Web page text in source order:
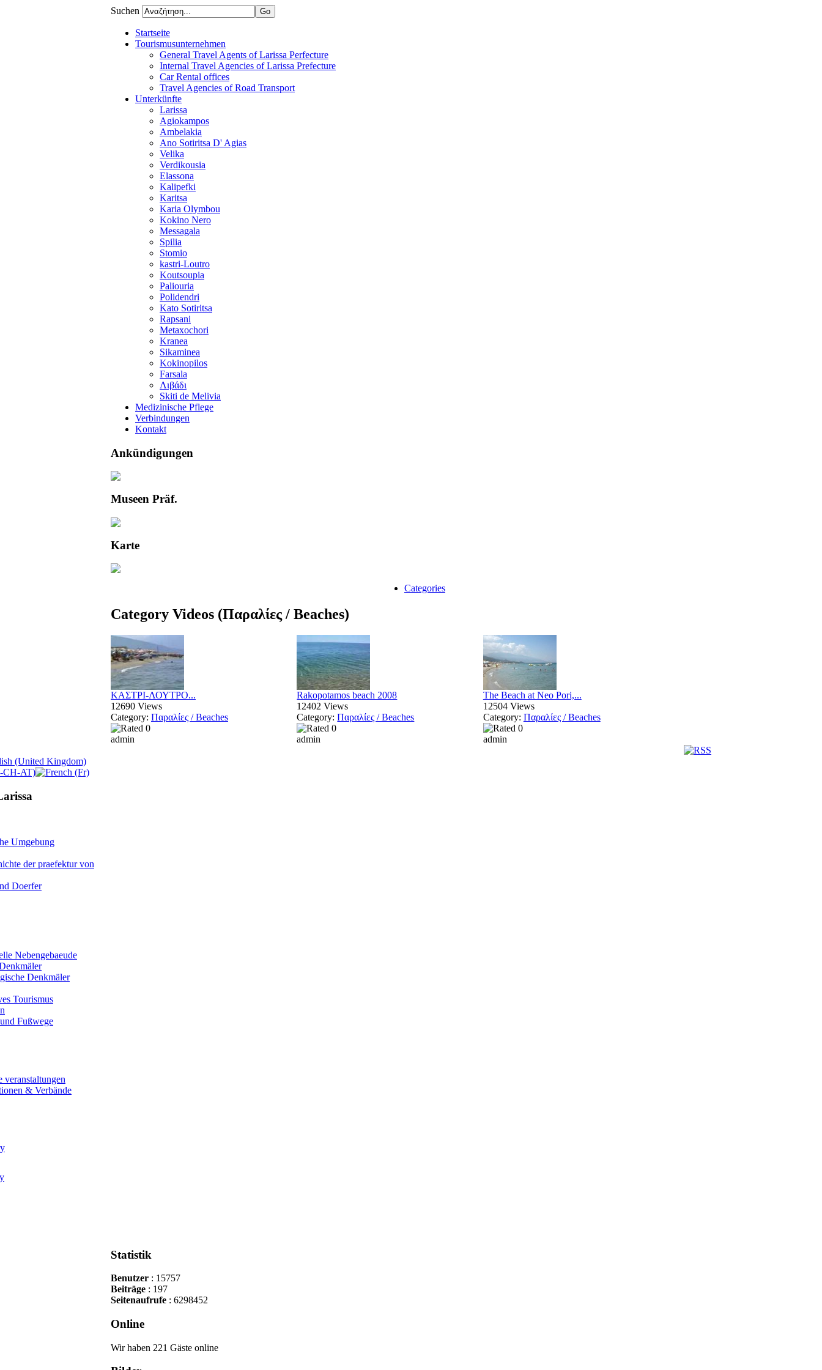
Suchen
Startseite
Tourismusunternehmen
General Travel Agents of Larissa Perfecture
Internal Travel Agencies of Larissa Prefecture
Car Rental offices
Travel Agencies of Road Transport
Unterkünfte
Larissa
Agiokampos
Ambelakia
Ano Sotiritsa D' Agias
Velika
Verdikousia
Elassona
Kalipefki
Karitsa
Karia Olymbou
Kokino Nero
Messagala
Spilia
Stomio
kastri-Loutro
Koutsoupia
Paliouria
Polidendri
Kato Sotiritsa
Rapsani
Metaxochori
Kranea
Sikaminea
Kokinopilos
Farsala
Λιβάδι
Skiti de Melivia
Medizinische Pflege
Verbindungen
Kontakt
Ankündigungen
Museen Präf.
Karte
Categories
Category Videos (Παραλίες / Beaches)
ΚΑΣΤΡΙ-ΛΟΥΤΡΟ...
12690 Views
Category: Παραλίες / Beaches
admin
Rakopotamos beach 2008
12402 Views
Category:Παραλίες / Beaches
admin
The Beach at Neo Pori,...
12504 Views
Category: Παραλίες / Beaches
admin
Umgebung
der praefektur von
Doerfer
Nebengebaeude
Denkmäler
Tourismus
Fußwege
veranstaltungen
& Verbände
Statistik
Benutzer : 15757
Beiträge : 197
Seitenaufrufe : 6298452
Online
Wir haben 221 Gäste online